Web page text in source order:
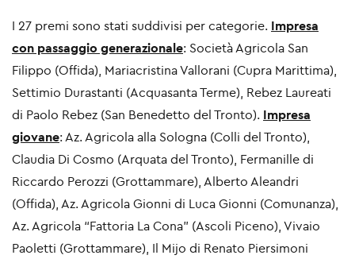
I 27 premi sono stati suddivisi per categorie. Impresa
con passaggio generazionale: Società Agricola San
Filippo (Offida), Mariacristina Vallorani (Cupra Marittima),
Settimio Durastanti (Acquasanta Terme), Rebez Laureati
di Paolo Rebez (San Benedetto del Tronto). Impresa
giovane: Az. Agricola alla Sologna (Colli del Tronto),
Claudia Di Cosmo (Arquata del Tronto), Fermanille di
Riccardo Perozzi (Grottammare), Alberto Aleandri
(Offida), Az. Agricola Gionni di Luca Gionni (Comunanza),
Az. Agricola “Fattoria La Cona” (Ascoli Piceno), Vivaio
Paoletti (Grottammare), Il Mijo di Renato Piersimoni